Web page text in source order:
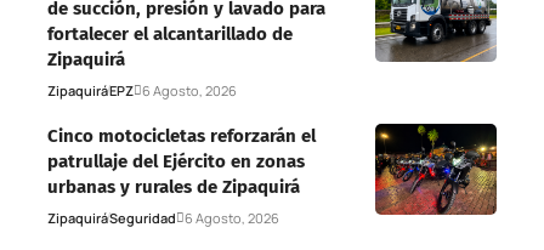
de succión, presión y lavado para
fortalecer el alcantarillado de
Zipaquirá
ZipaquiráEPZ 6 Agosto, 2026
Cinco motocicletas reforzarán el
patrullaje del Ejército en zonas
urbanas y rurales de Zipaquirá
ZipaquiráSeguridad 6 Agosto, 2026